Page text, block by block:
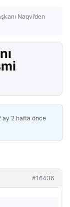
Naqvi’den
ay 2 hafta önce
#16436